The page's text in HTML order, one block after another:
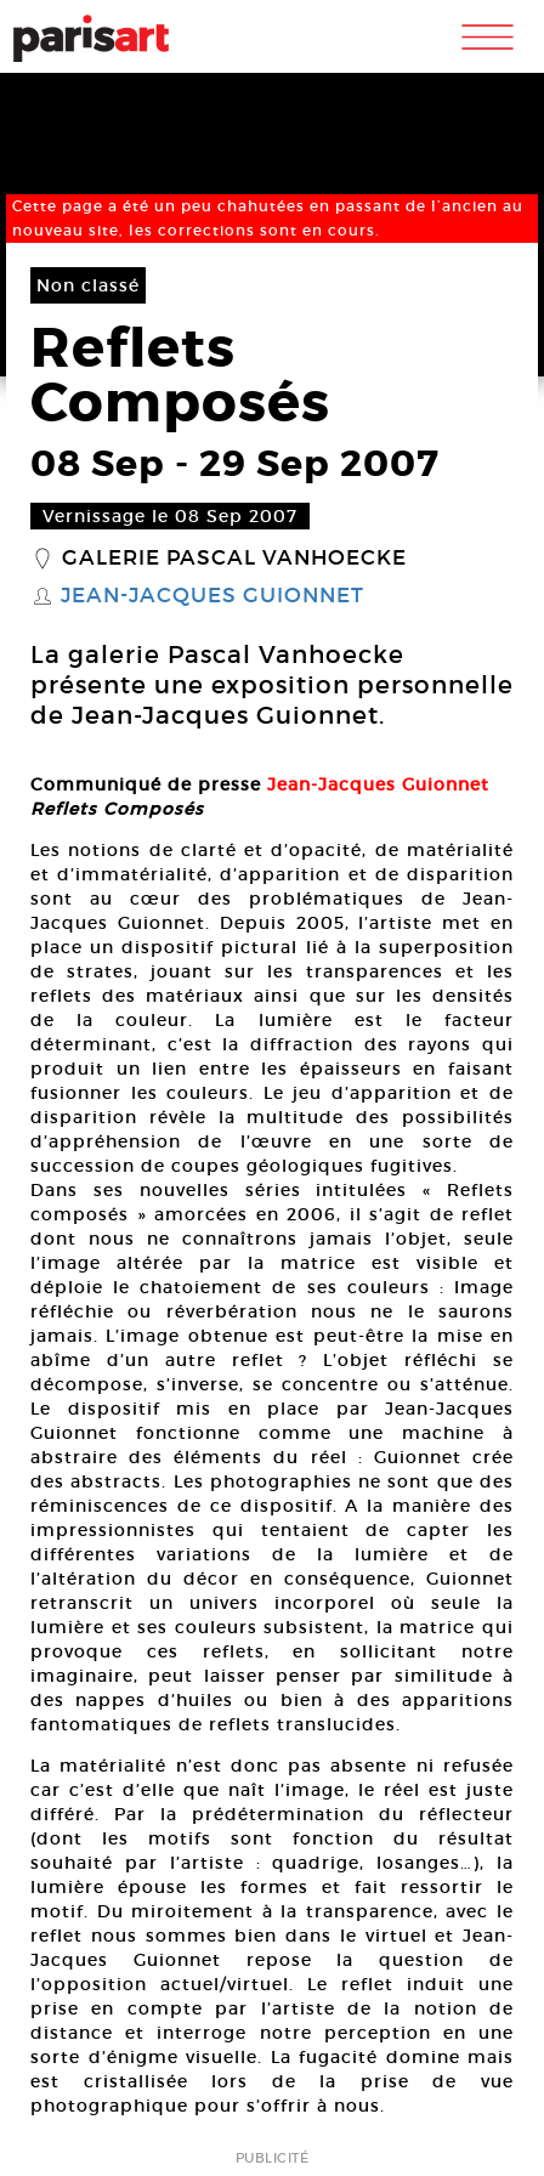
m
Cette page a été un peu chahutées en passant de l’ancien au
nouveau site, les corrections sont en cours.
Non classé
Reflets
Composés
08 Sep - 29 Sep 2007
Vernissage le 08 Sep 2007
_ GALERIE PASCAL VANHOECKE
S JEAN-JACQUES GUIONNET
La galerie Pascal Vanhoecke
présente une exposition personnelle
de Jean-Jacques Guionnet.
Communiqué de presse Jean-Jacques Guionnet
Reflets Composés
Les notions de clarté et d’opacité, de matérialité
et d’immatérialité, d’apparition et de disparition
sont au cœur des problématiques de Jean-
Jacques Guionnet. Depuis 2005, l’artiste met en
place un dispositif pictural lié à la superposition
de strates, jouant sur les transparences et les
reflets des matériaux ainsi que sur les densités
de la couleur. La lumière est le facteur
déterminant, c’est la diffraction des rayons qui
produit un lien entre les épaisseurs en faisant
fusionner les couleurs. Le jeu d’apparition et de
disparition révèle la multitude des possibilités
d’appréhension de l’œuvre en une sorte de
succession de coupes géologiques fugitives.
Dans ses nouvelles séries intitulées « Reflets
composés » amorcées en 2006, il s’agit de reflet
dont nous ne connaîtrons jamais l’objet, seule
l’image altérée par la matrice est visible et
déploie le chatoiement de ses couleurs : Image
réfléchie ou réverbération nous ne le saurons
jamais. L’image obtenue est peut-être la mise en
abîme d’un autre reflet ? L’objet réfléchi se
décompose, s’inverse, se concentre ou s’atténue.
Le dispositif mis en place par Jean-Jacques
Guionnet fonctionne comme une machine à
abstraire des éléments du réel : Guionnet crée
des abstracts. Les photographies ne sont que des
réminiscences de ce dispositif. A la manière des
impressionnistes qui tentaient de capter les
différentes variations de la lumière et de
l’altération du décor en conséquence, Guionnet
retranscrit un univers incorporel où seule la
lumière et ses couleurs subsistent, la matrice qui
provoque ces reflets, en sollicitant notre
imaginaire, peut laisser penser par similitude à
des nappes d’huiles ou bien à des apparitions
fantomatiques de reflets translucides.
La matérialité n’est donc pas absente ni refusée
car c’est d’elle que naît l’image, le réel est juste
différé. Par la prédétermination du réflecteur
(dont les motifs sont fonction du résultat
souhaité par l’artiste : quadrige, losanges…), la
lumière épouse les formes et fait ressortir le
motif. Du miroitement à la transparence, avec le
reflet nous sommes bien dans le virtuel et Jean-
Jacques Guionnet repose la question de
l’opposition actuel/virtuel. Le reflet induit une
prise en compte par l’artiste de la notion de
distance et interroge notre perception en une
sorte d’énigme visuelle. La fugacité domine mais
est cristallisée lors de la prise de vue
photographique pour s’offrir à nous.
PUBLICITÉ